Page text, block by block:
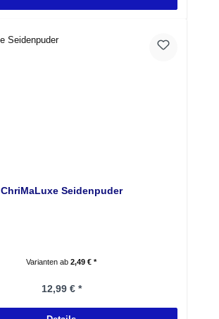
ChriMaLuxe Seidenpuder
Varianten ab 2,49 € *
Regulärer Preis:
12,99 € *